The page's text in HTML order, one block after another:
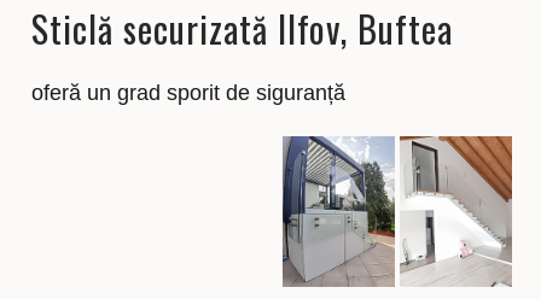
Sticlă securizată Ilfov, Buftea
oferă un grad sporit de siguranță